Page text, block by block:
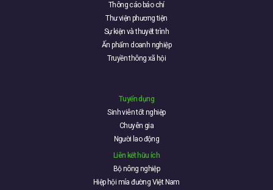
Thông cáo báo chí
Thư viện phương tiện
Sự kiện và thuyết trình
Ấn phẩm doanh nghiệp
Truyền thông xã hội
Tuyển dụng
Sinh viên tốt nghiệp
Chuyên gia
Người lao động
Liên kết hữu ích
Bộ nông nghiệp
Hiệp hội mía đường Việt Nam